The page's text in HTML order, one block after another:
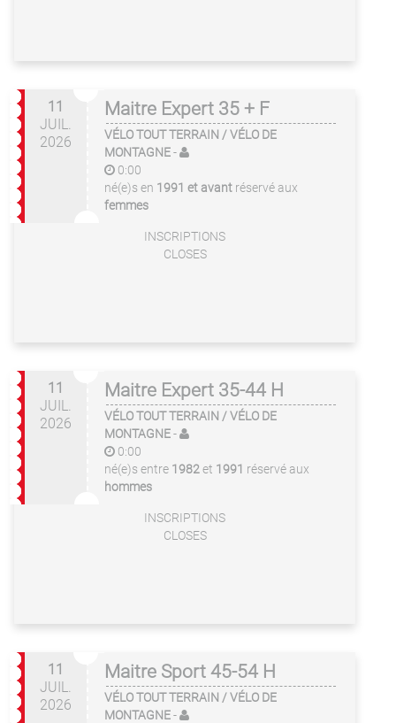
11
JUIL.
2026
Maitre Expert 35 + F
VÉLO TOUT TERRAIN / VÉLO DE
MONTAGNE-
0:00
né(e)s en 1991 et avant réservé aux
femmes
INSCRIPTIONS
CLOSES
11
JUIL.
2026
Maitre Expert 35-44 H
VÉLO TOUT TERRAIN / VÉLO DE
MONTAGNE-
0:00
né(e)s entre 1982et 1991 réservé aux
hommes
INSCRIPTIONS
CLOSES
11
JUIL.
2026
Maitre Sport 45-54 H
VÉLO TOUT TERRAIN / VÉLO DE
MONTAGNE-